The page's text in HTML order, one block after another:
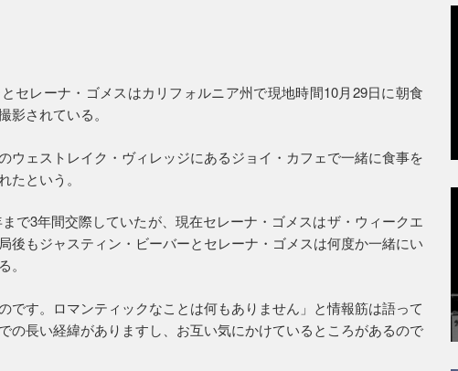
セレーナ・ゴメスはカリフォルニア州で現地時間10月29日に朝食
影されている。
ウェストレイク・ヴィレッジにあるジョイ・カフェで一緒に食事を
たという。
で3年間交際していたが、現在セレーナ・ゴメスはザ・ウィークエ
後もジャスティン・ビーバーとセレーナ・ゴメスは何度か一緒にい
。
です。ロマンティックなことは何もありません」と情報筋は語って
の長い経緯がありますし、お互い気にかけているところがあるので